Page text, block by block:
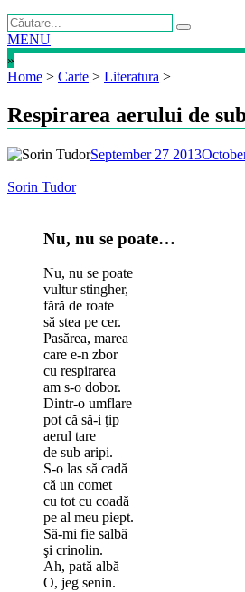
MENU
»
Home > Carte > Literatura >
Respirarea aerului de
September 27 2013
Sorin Tudor
Nu, nu se poate…
Nu, nu se poate
vultur stingher,
fără de roate
să stea pe cer.
Pasărea, marea
care e-n zbor
cu respirarea
am s-o dobor.
Dintr-o umflare
pot că să-i ţip
aerul tare
de sub aripi.
S-o las să cadă
că un comet
cu tot cu coadă
pe al meu piept.
Să-mi fie salbă
şi crinolin.
Ah, pată albă
O, jeg senin.